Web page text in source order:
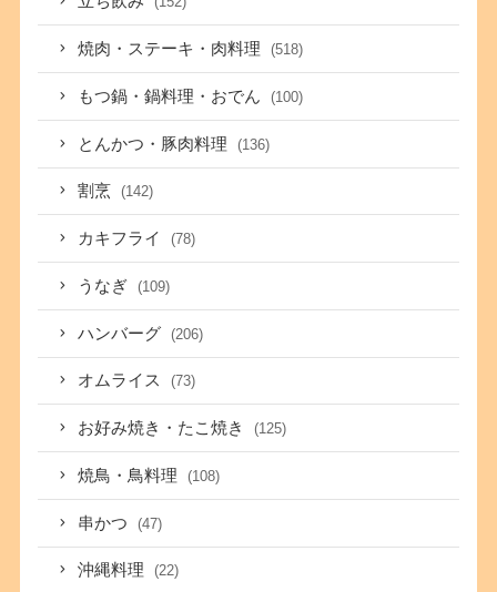
焼肉・ステーキ・肉料理 (518)
もつ鍋・鍋料理・おでん (100)
とんかつ・豚肉料理 (136)
割烹 (142)
カキフライ (78)
うなぎ (109)
ハンバーグ (206)
オムライス (73)
お好み焼き・たこ焼き (125)
焼鳥・鳥料理 (108)
串かつ (47)
沖縄料理 (22)